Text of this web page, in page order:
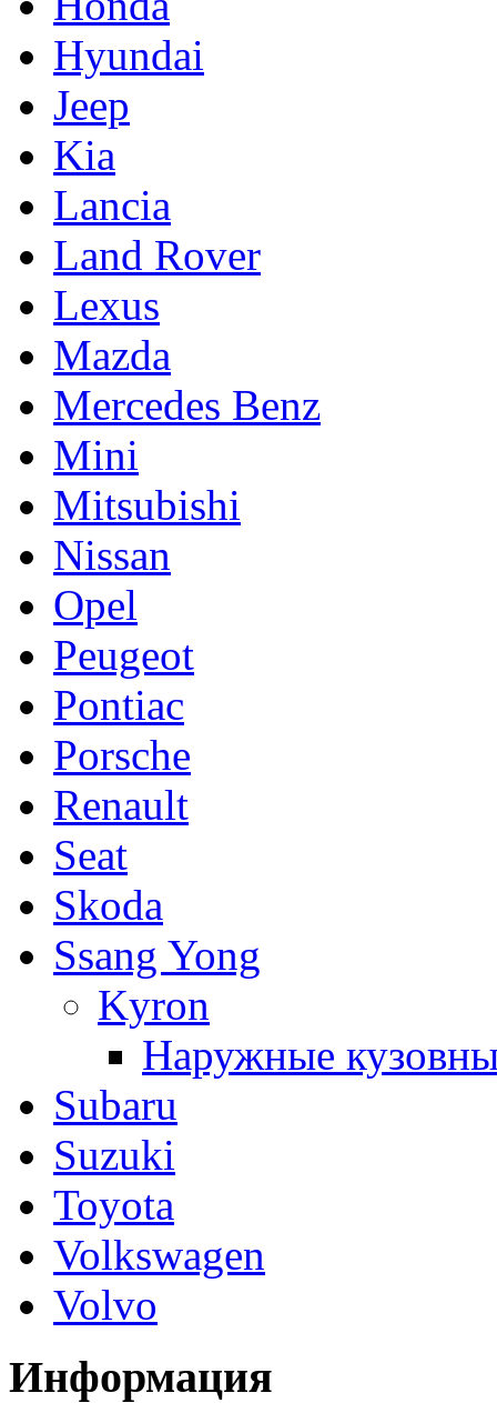
Hyundai
Jeep
Kia
Lancia
Land Rover
Lexus
Mazda
Mercedes Benz
Mini
Mitsubishi
Nissan
Opel
Peugeot
Pontiac
Porsche
Renault
Seat
Skoda
Ssang Yong
Kyron
Наружные
Subaru
Suzuki
Toyota
Volkswagen
Volvo
Информация